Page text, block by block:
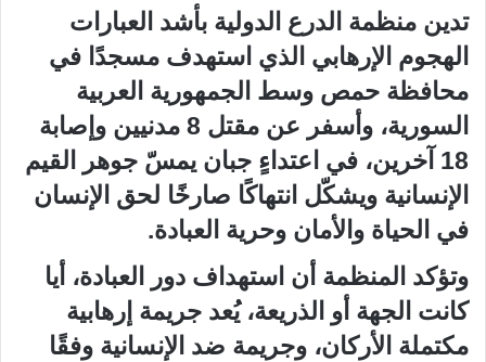
تدين منظمة الدرع الدولية بأشد العبارات
الهجوم الإرهابي الذي استهدف مسجدًا في
محافظة حمص وسط الجمهورية العربية
السورية، وأسفر عن مقتل 8 مدنيين وإصابة
18 آخرين، في اعتداءٍ جبان يمسّ جوهر القيم
الإنسانية ويشكّل انتهاكًا صارخًا لحق الإنسان
في الحياة والأمان وحرية العبادة.
وتؤكد المنظمة أن استهداف دور العبادة، أيا
كانت الجهة أو الذريعة، يُعد جريمة إرهابية
مكتملة الأركان، وجريمة ضد الإنسانية وفقًا